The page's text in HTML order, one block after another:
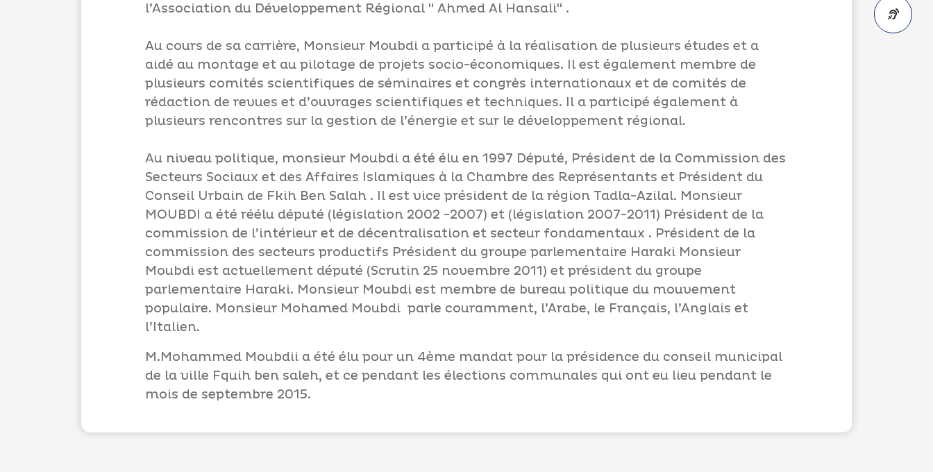
l’Association du Développement Régional " Ahmed Al Hansali" .
Au cours de sa carrière, Monsieur Moubdi a participé à la réalisation de plusieurs études et a
aidé au montage et au pilotage de projets socio-économiques. Il est également membre de
plusieurs comités scientifiques de séminaires et congrès internationaux et de comités de
rédaction de revues et d’ouvrages scientifiques et techniques. Il a participé également à
plusieurs rencontres sur la gestion de l’énergie et sur le développement régional.
Au niveau politique, monsieur Moubdi a été élu en 1997 Député, Président de la Commission des
Secteurs Sociaux et des Affaires Islamiques à la Chambre des Représentants et Président du
Conseil Urbain de Fkih Ben Salah . Il est vice président de la région Tadla-Azilal. Monsieur
MOUBDI a été réélu député (législation 2002 -2007) et (législation 2007-2011) Président de la
commission de l’intérieur et de décentralisation et secteur fondamentaux . Président de la
commission des secteurs productifs Président du groupe parlementaire Haraki Monsieur
Moubdi est actuellement député (Scrutin 25 novembre 2011) et président du groupe
parlementaire Haraki. Monsieur Moubdi est membre de bureau politique du mouvement
populaire. Monsieur Mohamed Moubdi parle couramment, l’Arabe, le Français, l’Anglais et
l’Italien.
M.Mohammed Moubdii a été élu pour un 4ème mandat pour la présidence du conseil municipal
de la ville Fquih ben saleh, et ce pendant les élections communales qui ont eu lieu pendant le
mois de septembre 2015.